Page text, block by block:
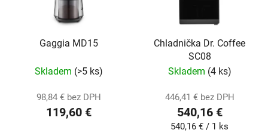
Gaggia MD15
Skladem (>5 ks)
98,84 € bez DPH
119,60 €
Chladnička Dr. Coffee
SC08
Skladem (4 ks)
446,41 € bez DPH
540,16 €
Jednotková
540,16 € / 1 ks